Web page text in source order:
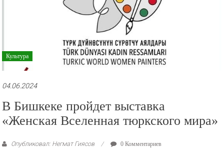
Культура
04.06.2024
В Бишкеке пройдет выставка
«Женская Вселенная тюркского мира»
Опубликовал: Негмат Гиясов 0 Комментариев